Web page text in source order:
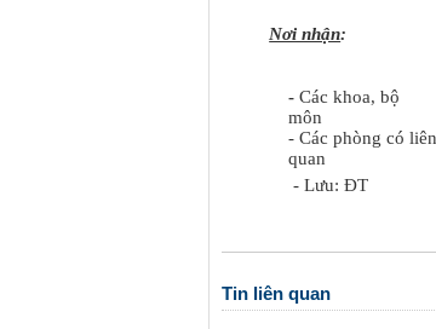
Nơi nhận
-Các khoa, bộ
môn
- Các phòng có liên
- Lưu: ĐT
Tin liên quan